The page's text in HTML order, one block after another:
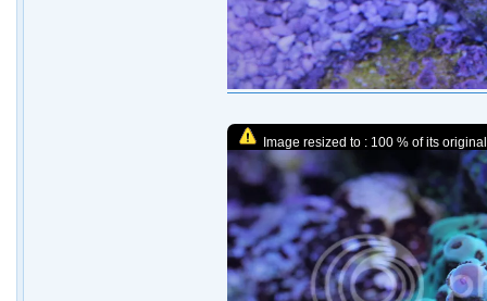
Image resized to : 100 % of its